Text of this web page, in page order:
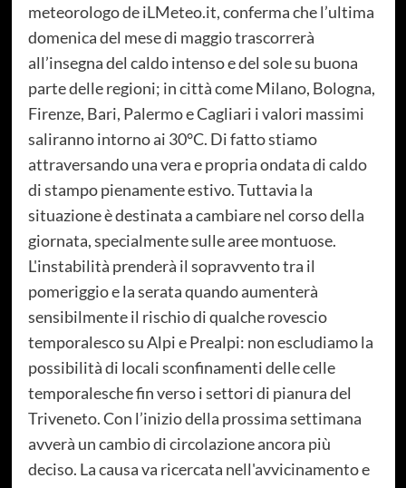
meteorologo de iLMeteo.it, conferma che l’ultima
domenica del mese di maggio trascorrerà
all’insegna del caldo intenso e del sole su buona
parte delle regioni; in città come Milano, Bologna,
Firenze, Bari, Palermo e Cagliari i valori massimi
saliranno intorno ai 30°C. Di fatto stiamo
attraversando una vera e propria ondata di caldo
di stampo pienamente estivo. Tuttavia la
situazione è destinata a cambiare nel corso della
giornata, specialmente sulle aree montuose.
L'instabilità prenderà il sopravvento tra il
pomeriggio e la serata quando aumenterà
sensibilmente il rischio di qualche rovescio
temporalesco su Alpi e Prealpi: non escludiamo la
possibilità di locali sconfinamenti delle celle
temporalesche fin verso i settori di pianura del
Triveneto. Con l’inizio della prossima settimana
avverà un cambio di circolazione ancora più
deciso. La causa va ricercata nell'avvicinamento e